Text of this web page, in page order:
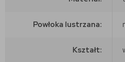
Powłoka lustrzana:
Kształt: